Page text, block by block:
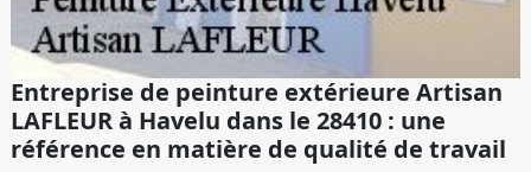
Entreprise de peinture extérieure Artisan
LAFLEUR à Havelu dans le 28410 : une
référence en matière de qualité de travail